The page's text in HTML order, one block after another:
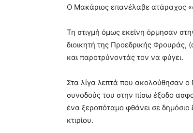
Ο Μακάριος επανέλαβε ατάραχος
Τη στιγμή όμως εκείνη όρμησαν
διοικητή της Προεδρικής Φρουράς,
και παροτρύνοντάς τον να φύγει.
Στα λίγα λεπτά που ακολούθησαν ο
συνοδούς του στην πίσω έξοδο
ένα ξεροπόταμο φθάνει σε δημόσιο
κτιρίου.